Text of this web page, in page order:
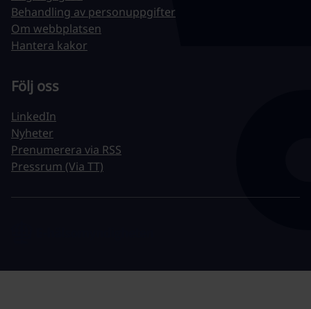
Behandling av personuppgifter
Om webbplatsen
Hantera kakor
Följ oss
LinkedIn
Nyheter
Prenumerera via RSS
Pressrum (Via TT)